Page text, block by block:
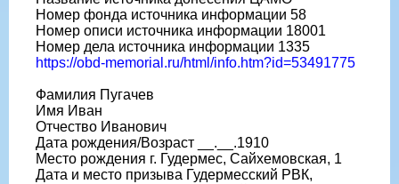
Номер фонда источника информации 58
Номер описи источника информации 18001
Номер дела источника информации 1335
https://obd-memorial.ru/html/info.htm?id=53491775
Фамилия Пугачев
Имя Иван
Отчество Иванович
Дата рождения/Возраст __.__.1910
Место рождения г. Гудермес, Сайхемовская, 1
Дата и место призыва Гудермесский РВК,